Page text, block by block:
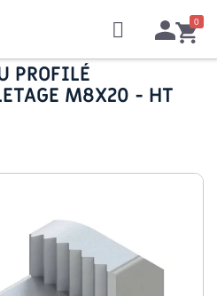
PROFILÉ
M8X20 - HT